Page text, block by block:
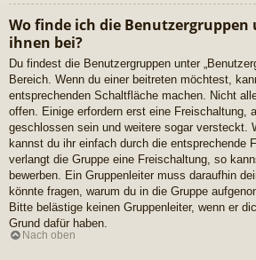
Wo finde ich die
ihnen bei?
Du findest die Benutzergruppen unter
Bereich. Wenn du einer beitreten möchtest,
entsprechenden Schaltfläche machen. Nicht
offen. Einige erfordern erst eine Freischaltung,
geschlossen sein und weitere sogar versteckt.
kannst du ihr einfach durch die entsprechende
verlangt die Gruppe eine Freischaltung, so
bewerben. Ein Gruppenleiter muss daraufhin
könnte fragen, warum du in die Gruppe
Bitte belästige keinen Gruppenleiter, wenn er
Grund dafür haben.
Nach oben